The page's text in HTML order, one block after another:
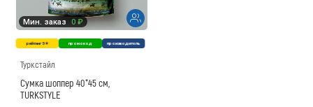
Мин. заказ 0 ₽
рейтинг 5★ промокод производитель
Туркстайл
Сумка шоппер 40*45 см,
TURKSTYLE